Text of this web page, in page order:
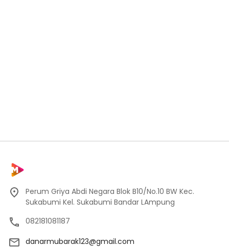
Perum Griya Abdi Negara Blok B10/No.10 BW Kec.
Sukabumi Kel. Sukabumi Bandar LAmpung
082181081187
danarmubarak123@gmail.com